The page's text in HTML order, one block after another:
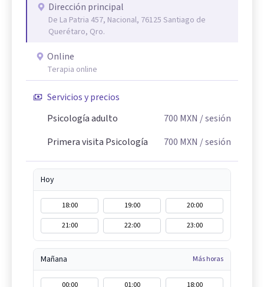
Dirección principal
De La Patria 457, Nacional, 76125 Santiago de
Querétaro, Qro.
Online
Terapia online
Servicios y precios
Psicología adulto
700 MXN / sesión
Primera visita Psicología
700 MXN / sesión
Hoy
18:00 19:00
20:00
21:00
22:00 23:00
Mañana Más horas